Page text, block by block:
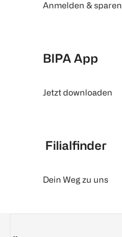
Anmelden & sparen
BIPA App
Jetzt downloaden
Filialfinder
Dein Weg zu uns